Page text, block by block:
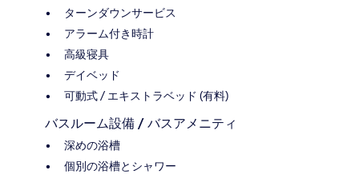
ターンダウンサービス
アラーム付き時計
高級寝具
デイベッド
可動式 / エキストラベッド (有料)
バスルーム設備 / バスアメニティ
深めの浴槽
個別の浴槽とシャワー